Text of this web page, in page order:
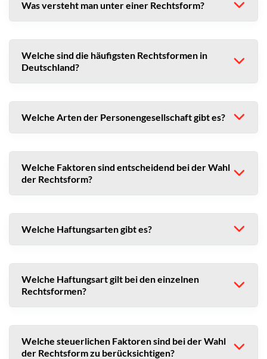
Was versteht man unter einer Rechtsform?
Welche sind die häufigsten Rechtsformen in
Deutschland?
Welche Arten der Personengesellschaft gibt es?
Welche Faktoren sind entscheidend bei der Wahl
der Rechtsform?
Welche Haftungsarten gibt es?
Welche Haftungsart gilt bei den einzelnen
Rechtsformen?
Welche steuerlichen Faktoren sind bei der Wahl
der Rechtsform zu berücksichtigen?